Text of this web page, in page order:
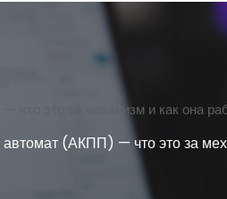
это за механизм и как она
автомат (АКПП) — что это за